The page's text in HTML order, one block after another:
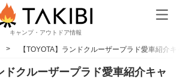
キャンプ・アウトドア情報
【TOYOTA】ランドクルーザープラド愛車紹介キ
ドクルーザープラド愛車紹介キャ